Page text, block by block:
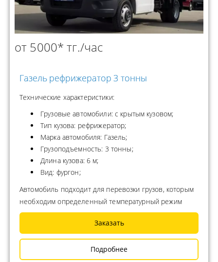
от 5000* тг./час
Газель рефрижератор 3 тонны
Технические характеристики:
Грузовые автомобили: с крытым кузовом;
Тип кузова: рефрижератор;
Марка автомобиля: Газель;
Грузоподъемность: 3 тонны;
Длина кузова: 6 м;
Вид: фургон;
Автомобиль подходит для перевозки грузов, которым
необходим определенный температурный режим
Заказать
Подробнее